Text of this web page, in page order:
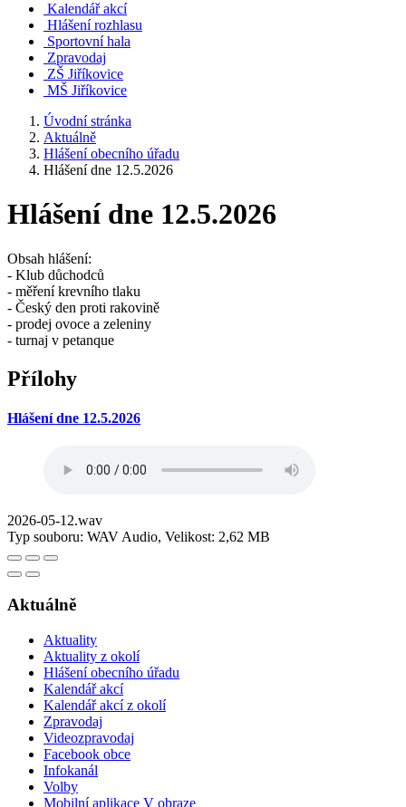
Kalendář akcí
Hlášení rozhlasu
Sportovní hala
Zpravodaj
ZŠ Jiříkovice
MŠ Jiříkovice
Úvodní stránka
Aktuálně
Hlášení obecního úřadu
Hlášení dne 12.5.2026
Hlášení dne 12.5.2026
Obsah hlášení:
- Klub důchodců
- měření krevního tlaku
- Český den proti rakovině
- prodej ovoce a zeleniny
- turnaj v petanque
Přílohy
Hlášení dne 12.5.2026
2026-05-12.wav
Typ souboru: WAV Audio, Velikost: 2,62 MB
Aktuálně
Aktuality
Aktuality z okolí
Hlášení obecního úřadu
Kalendář akcí
Kalendář akcí z okolí
Zpravodaj
Videozpravodaj
Facebook obce
Infokanál
Volby
Mobilní aplikace V obraze